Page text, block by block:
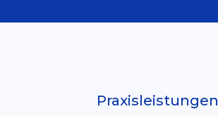
Praxisleistungen